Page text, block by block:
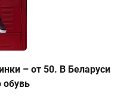
– от 50. В Беларуси